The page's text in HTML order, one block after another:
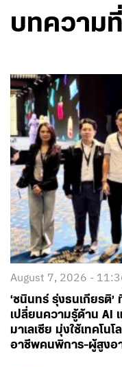
บทความ
August 7, 2026 -
‘ชนินทร์ รุ่งธนเกียรติ
เปลี่ยนความรู้ด้าน AI
มาเลเซีย มุ่งใช้เทคโน
อาชีพคนพิการ-ผู้สูงอ